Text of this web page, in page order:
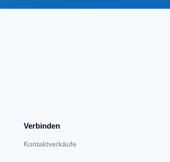
Verbinden
Kontaktverkäufe